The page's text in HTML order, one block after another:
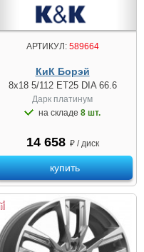
АРТИКУЛ:589664
КиК Борэй
8x18 5/112 ET25 DIA 66.6
Дарк платинум
на складе 8 шт.
14 658 ₽ / диск
купить